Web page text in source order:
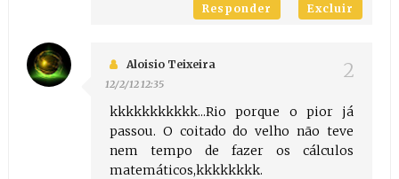
Responder Excluir
Aloisio Teixeira
12/2/12 12:35
kkkkkkkkkkk...Rio porque o pior já
passou. O coitado do velho não teve
nem tempo de fazer os cálculos
matemáticos,kkkkkkkk.